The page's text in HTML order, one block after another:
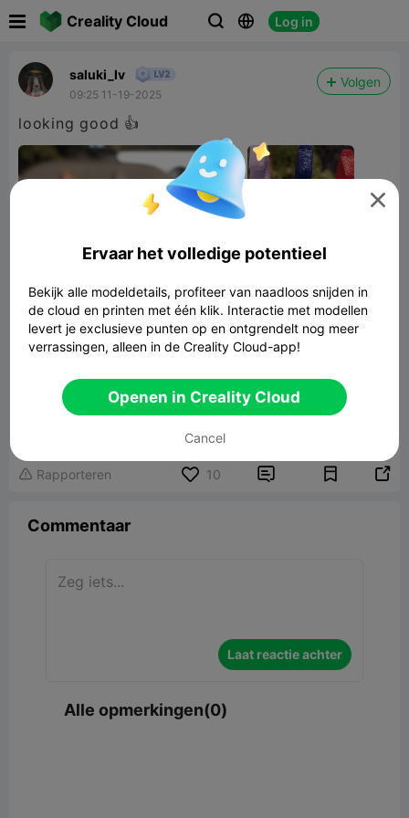
Creality Cloud   Log in
saluki_lv
09:25 11-19-2025
Volgen
looking good 👍
Horse toy figurine
 Rapporteren 10  
Commentaar
Laat reactie achter
Alle opmerkingen(0)

Ervaar het volledige potentieel
Bekijk alle modeldetails, profiteer van naadloos snijden in
de cloud en printen met één klik. Interactie met modellen
levert je exclusieve punten op en ontgrendelt nog meer
verrassingen, alleen in de Creality Cloud-app!
Openen in Creality Cloud
Cancel